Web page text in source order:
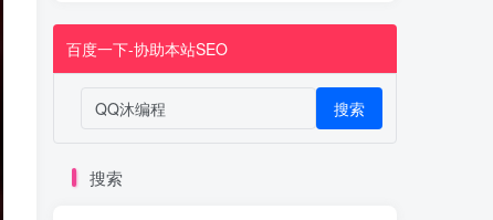
百度一下-协助本站SEO
搜索
搜索